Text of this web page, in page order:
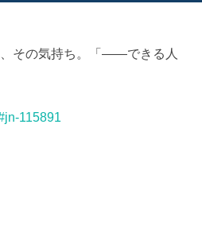
、その気持ち。「――できる人
115891